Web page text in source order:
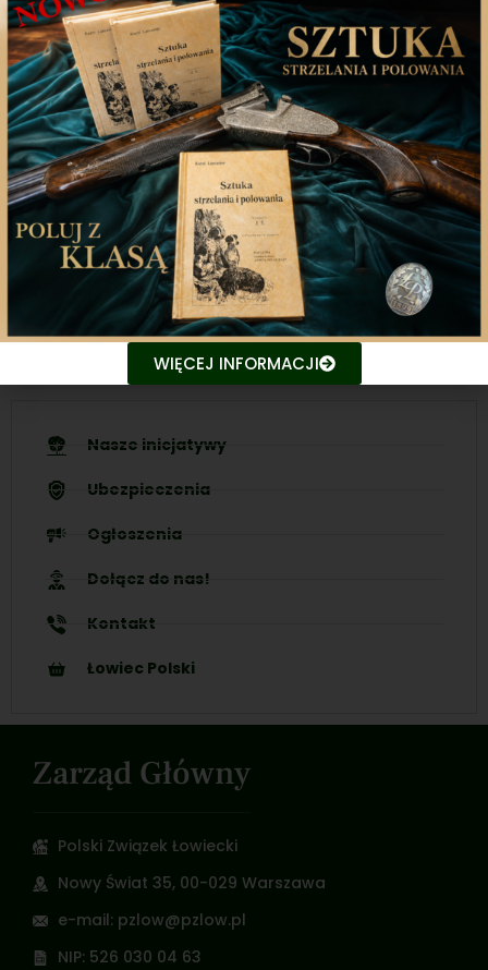
Aplikacja mobilna
Nasza aplikacja to doskonały towarzysz każdego
miłośnika łowiectwa, który pragnie pozostać na
bieżąco z najnowszymi treściami związanych stron.
Śledź aktualne wydarzenia
Udostępniaj treści znajomym
Nasze inicjatywy
Ubezpieczenia
Ogłoszenia
Dołącz do nas!
Kontakt
Łowiec Polski
Zarząd Główny
Polski Związek Łowiecki
Nowy Świat 35, 00-029 Warszawa
e-mail: pzlow@pzlow.pl
NIP: 526 030 04 63
WIĘCEJ INFORMACJI